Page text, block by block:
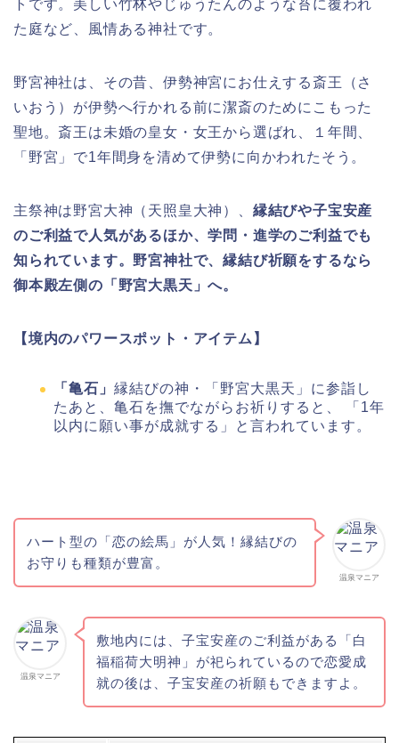
トです。美しい竹林やじゅうたんのような苔に覆われ
た庭など、風情ある神社です。
野宮神社は、その昔、伊勢神宮にお仕えする斎王（さ
いおう）が伊勢へ行かれる前に潔斎のためにこもった
聖地。斎王は未婚の皇女・女王から選ばれ、１年間、
「野宮」で1年間身を清めて伊勢に向かわれたそう。
主祭神は野宮大神（天照皇大神）、 縁結びや子宝安産
のご利益で人気があるほか、学問・進学のご利益でも
知られています。野宮神社で、縁結び祈願をするなら
御本殿左側の「野宮大黒天」へ。
【境内のパワースポット・アイテム】
「亀石」 縁結びの神・「野宮大黒天」に参詣し
たあと、亀石を撫でながらお祈りすると、 「 1年
以内に願い事が成就する」
と言われています。
温泉マニア
ハート型の「恋の絵馬」が人気！縁結びの
お守りも種類が豊富。
温泉マニア
敷地内には、子宝安産のご利益がある「白
福稲荷大明神」が祀られているので恋愛成
就の後は、子宝安産の祈願もできますよ。